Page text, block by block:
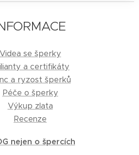
Videa se šperky
a certifikáty
a ryzost šperků
Péče o šperky
Výkup zlata
Recenze
nejen o špercích